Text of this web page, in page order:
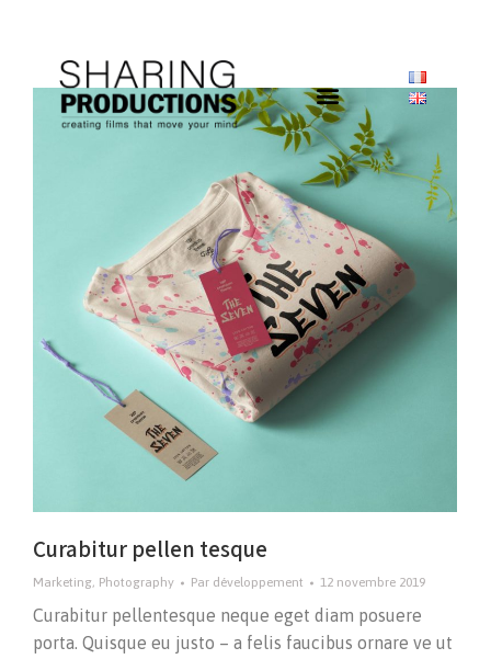
Curabitur pellen tesque
Marketing, Photography Par développement 12 novembre 2019
Curabitur pellentesque neque eget diam posuere
porta. Quisque eu justo – a felis faucibus ornare ve ut